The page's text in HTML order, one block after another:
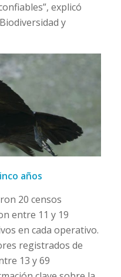
explicó
y
años
20 censos
entre 11 y 19
en cada operativo.
registrados de
13 y 69